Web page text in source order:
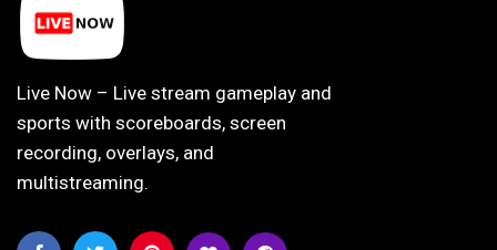
Live Now – Live stream gameplay and
sports with scoreboards, screen
recording, overlays, and
multistreaming.